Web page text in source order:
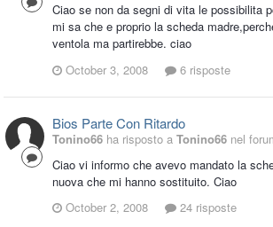
Ciao se non da segni di vita le possibilita
mi sa che e proprio la scheda
ventola ma partirebbe. ciao
October 3, 2008
6 risposte
Bios Parte Con Ritardo
Tonino66 ha risposto a Tonino66 nel
Ciao vi informo che avevo mandato la
nuova che mi hanno sostituito. Ciao
October 2, 2008
24 risposte